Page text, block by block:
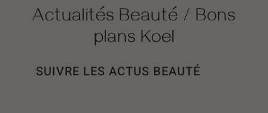
Actualités Beauté / Bons
plans Koel
SUIVRE LES ACTUS BEAUTÉ